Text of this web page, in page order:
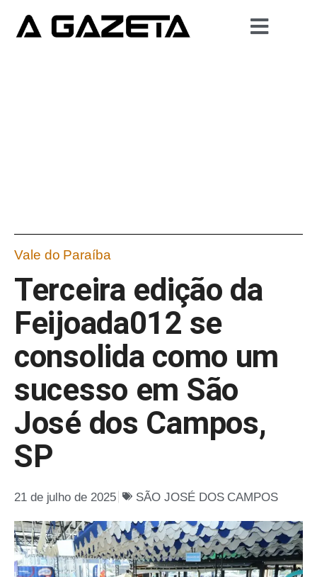
Vale do Paraíba
Terceira edição da
Feijoada012 se
consolida como um
sucesso em São
José dos Campos,
SP
21 de julho de 2025 SÃO JOSÉ DOS CAMPOS